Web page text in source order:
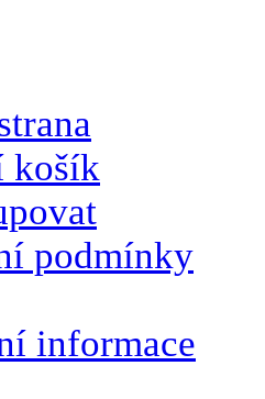
košík
podmínky
informace